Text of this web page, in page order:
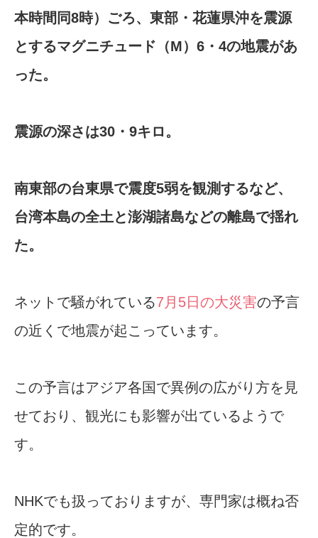
本時間同8時）ごろ、東部・花蓮県沖を震源
とするマグニチュード（M）6・4の地震があ
った。
震源の深さは30・9キロ。
南東部の台東県で震度5弱を観測するなど、
台湾本島の全土と澎湖諸島などの離島で揺れ
た。
ネットで騒がれている7月5日の大災害の予言
の近くで地震が起こっています。
この予言はアジア各国で異例の広がり方を見
せており、観光にも影響が出ているようで
す。
NHKでも扱っておりますが、専門家は概ね否
定的です。